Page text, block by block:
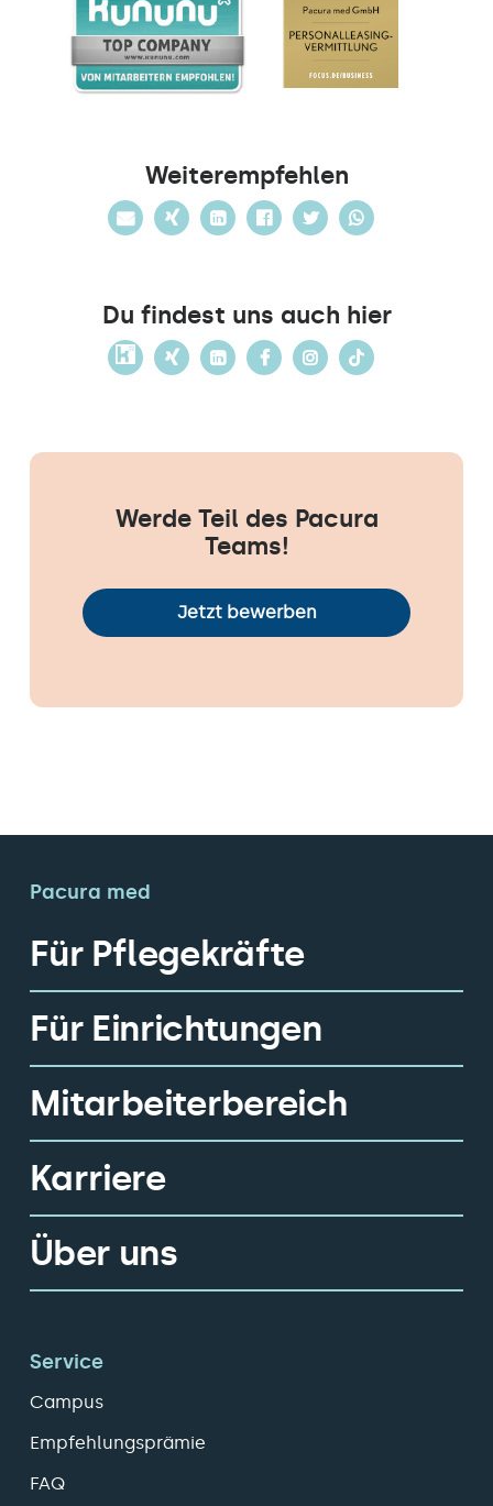
Weiterempfehlen
Du findest uns auch hier
Werde Teil des Pacura
Teams!
Jetzt bewerben
Pacura med
Für Pflegekräfte
Für Einrichtungen
Mitarbeiterbereich
Karriere
Über uns
Service
Campus
Empfehlungsprämie
FAQ